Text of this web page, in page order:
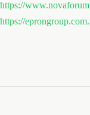
https://
https://